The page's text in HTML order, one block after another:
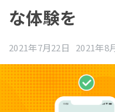
な体験を
2021年7月22日 2021年8